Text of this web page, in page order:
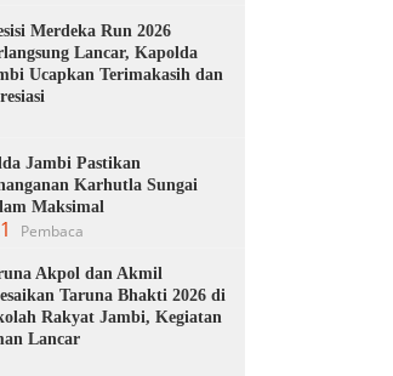
Merdeka Run 2026
Lancar, Kapolda
Ucapkan Terimakasih dan
Jambi Pastikan
Karhutla Sungai
Maksimal
Pembaca
Akpol dan Akmil
Taruna Bhakti 2026 di
Rakyat Jambi, Kegiatan
Lancar